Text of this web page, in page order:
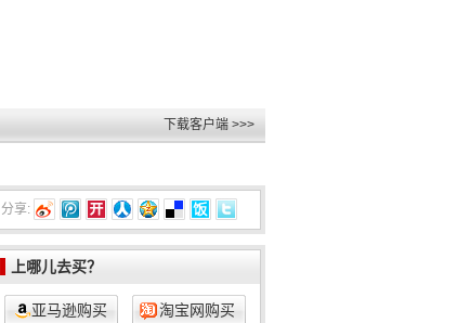
下载客户端 >>>
分享:
上哪儿去买？
亚马逊购买 淘宝网购买